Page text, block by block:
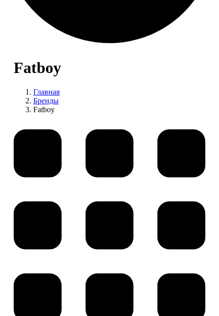
Fatboy
Главная
Бренды
Fatboy